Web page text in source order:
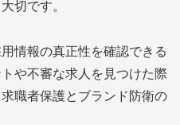
切です。
情報の真正性を確認できる
や不審な求人を見つけた際
職者保護とブランド防衛の